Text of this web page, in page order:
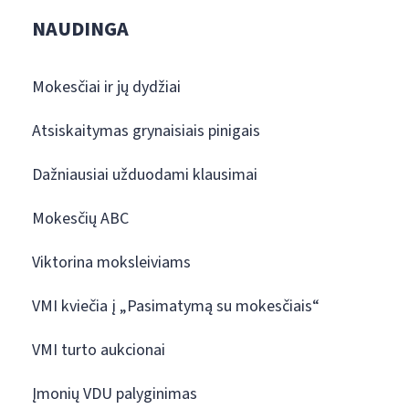
NAUDINGA
Mokesčiai ir jų dydžiai
Atsiskaitymas grynaisiais pinigais
Dažniausiai užduodami klausimai
Mokesčių ABC
Viktorina moksleiviams
VMI kviečia į „Pasimatymą su mokesčiais“
VMI turto aukcionai
Įmonių VDU palyginimas